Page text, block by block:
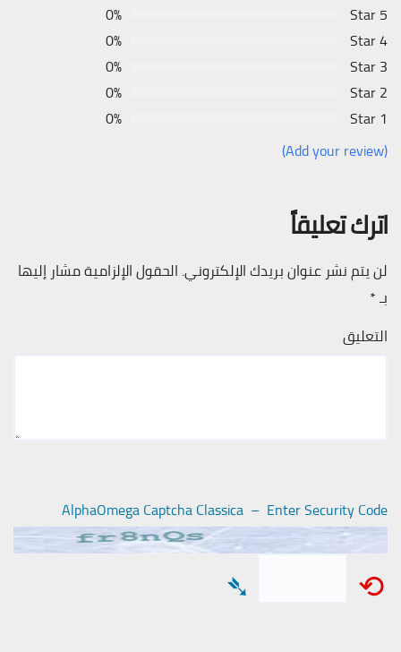
5 Star
0%
4 Star
0%
3 Star
0%
2 Star
0%
1 Star
0%
(Add your review)
اترك تعليقاً
لن يتم نشر عنوان بريدك الإلكتروني. الحقول الإلزامية مشار إليها
بـ*
التعليق
AlphaOmega Captcha Classica – Enter Security Code
⟲
➴